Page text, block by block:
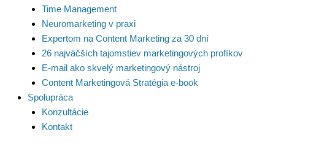
Time Management
Neuromarketing v praxi
Expertom na Content Marketing za 30 dní
26 najväčších tajomstiev marketingových profíkov
E-mail ako skvelý marketingový nástroj
Content Marketingová Stratégia e-book
Spolupráca
Konzultácie
Kontakt